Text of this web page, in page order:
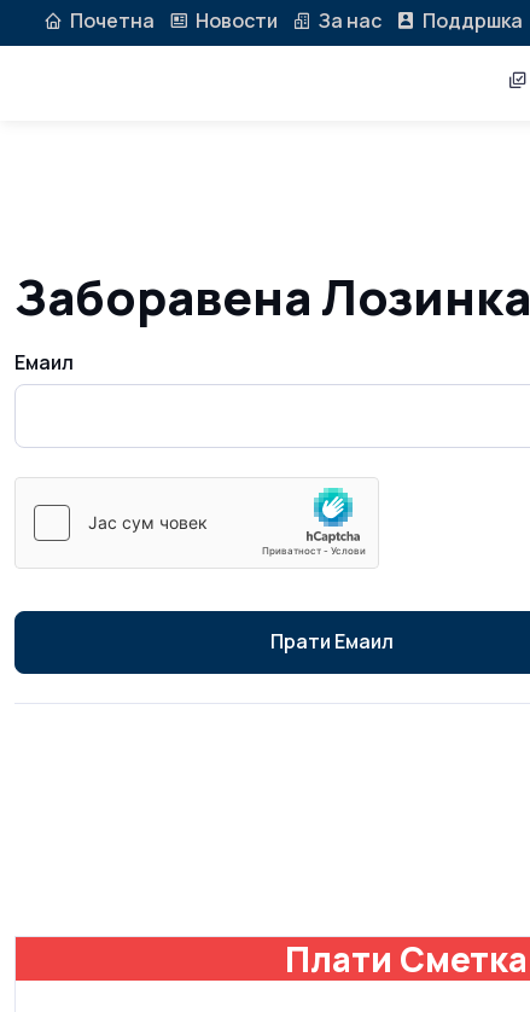
Почетна Новости За нас Поддршка
Заборавена Лозинка
Емаил
Прати Емаил
Плати Сметка